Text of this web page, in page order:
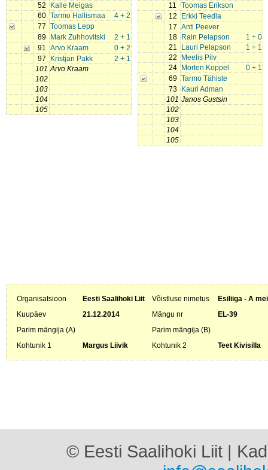
52
Kalle Meigas
60
4 + 2
Tarmo Hallismaa
77 Toomas Lepp
89
2 + 1
Mark Zuhhovitski
91
0 + 2
Arvo Kraam
97
2 + 1
Kristjan Pakk
101 Arvo Kraam
102
103
104
105
11
Toomas Erikson
12
Erkki Teedla
17 Anti Peever
18
1 + 0
Rain Pelapson
21
1 + 1
Lauri Pelapson
22
Meelis Pilv
24
0 + 1
Morten Koppel
69 Tarmo Tähiste
73
Kauri Adman
101 Janos Gustsin
102
103
104
105
Organisatsioon Eesti Saalihoki Liit Võistluse nimetus
Esiliiga - A
Kuupäev
21.12.2014 Mängu nr
EL-39
Parim mängija (A)
Parim mängija (B)
Kohtunik 1
Margus Liivik Kohtunik 2 Teet Kivisilla
© Eesti Saalihoki Liit |